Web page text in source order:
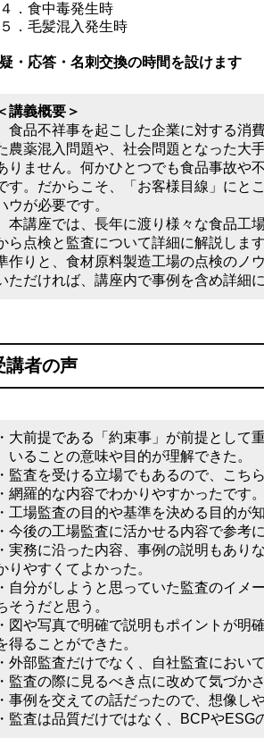
．食中毒発生時
．毛髪混入発生時
・応答・名刺交換の時間を設けます
講義概要＞
食品不祥事を起こした企業に対する消
農薬混入問題や、社会問題となった大
りません。何かひとつでも食品事故や
す。だからこそ、「お客様目線」にと
ウが必要です。
本講座では、長年に渡り様々な食品工
ら点検と監査について詳細に解説しま
作りと、食材原料製造工場の点検のノ
ただければ、講座内で事例を含め詳細
講者の声
・大前提である「約束事」が前提として
いることの意味や目的が理解できた。
・監査を受ける⽴場でもあるので、こち
・網羅的な内容でわかりやすかったです。
・工場監査の目的や基準を決める目的が
・今後の工場監査に活かせる内容で参考
・実務に沿った内容、事例の説明もあり
りやすくてよかった。
・自分がしようと思っていた監査のイメ
そうだと思う。
・図や写真で明確で説明もポイントが明
得ることができた。
・外部監査だけでなく、自社監査におい
・監査の際に見るべき点に改めて気づかさ
・事例を交えての話だったので、想像し
・監査は品質だけではなく、BCPやESG